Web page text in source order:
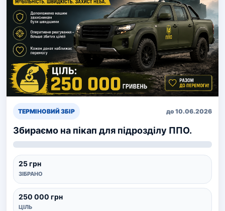
ТЕРМІНОВИЙ ЗБІР до 10.06.2026
Збираємо на пікап для підрозділу ППО.
25 грн
ЗІБРАНО
250 000 грн
ЦІЛЬ